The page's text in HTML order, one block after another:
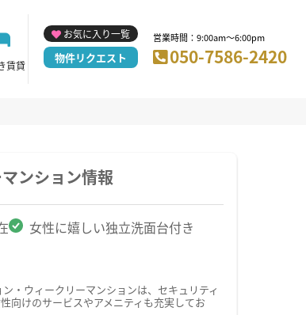
賃貸
お気に入り一覧
物件リクエスト
営業時間：9:00am～6:00pm
050-7586-2420
ンション情報
女性に嬉しい独立洗面台付き
・ウィークリーマンションは、セキュリティ
向けのサービスやアメニティも充実してお